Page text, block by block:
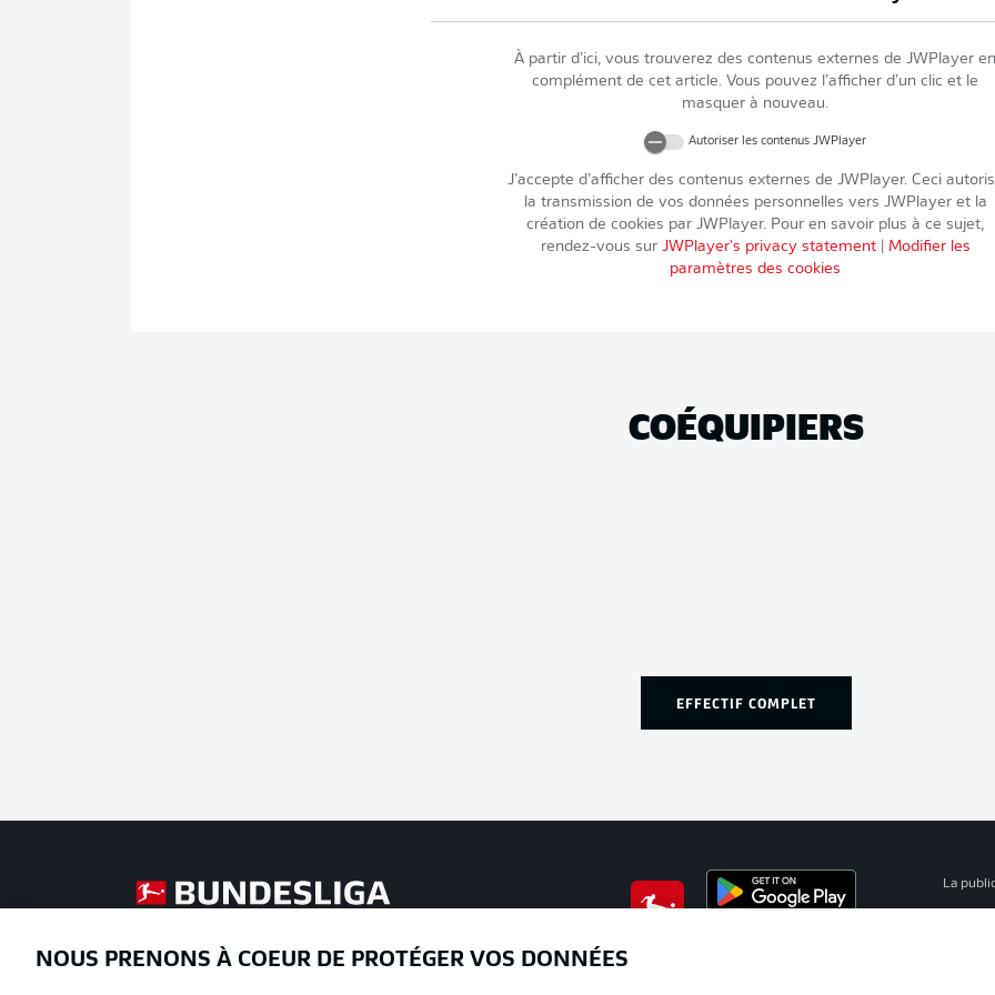
À partir d’ici, vous trouverez des contenus externes de JWPlayer en
complément de cet article. Vous pouvez l’afficher d’un clic et le
masquer à nouveau.
Autoriser les contenus JWPlayer
J’accepte d’afficher des contenus externes de JWPlayer. Ceci
la transmission de vos données personnelles vers JWPlayeret la
création de cookies par JWPlayer. Pour en savoir plus à ce sujet,
rendez-vous sur JWPlayer's privacy statement| Modifier les
paramètres des cookies
COÉQUIPIERS
EFFECTIF COMPLET
La
NOUS PRENONS À COEUR DE PROTÉGER VOS DONNÉES